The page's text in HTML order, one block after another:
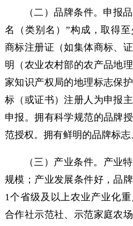
（二）品牌条件。申报
名（类别名）”构成，取得
商标注册证（如集体商标、
明（农业农村部的农产品地
家知识产权局的地理标志保
标（或证书）注册人为申报
申报。拥有科学规范的品牌
范授权。拥有鲜明的品牌标志
（三）产业条件。产业
规模；产业发展条件好，品
1个省级及以上农业产业化
合作社示范社、示范家庭农